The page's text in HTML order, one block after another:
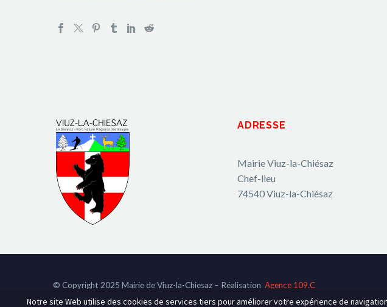
ADRESSE
Mairie Viuz-la-Chiésaz
Chef-lieu
74540 Viuz-la-Chiésaz
© Copyright 2025 Mairie de Viuz-la-Chiesaz – Réalisation Agence 109.C
Hot-Chili_Pepper
Notre site Web utilise des cookies de services tiers pour améliorer votre expérience de